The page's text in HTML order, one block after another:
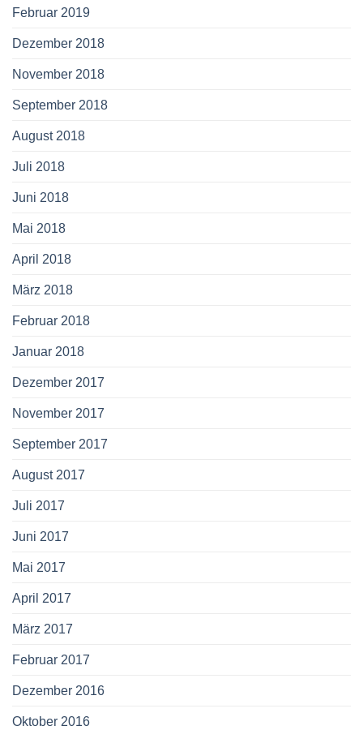
Februar 2019
Dezember 2018
November 2018
September 2018
August 2018
Juli 2018
Juni 2018
Mai 2018
April 2018
März 2018
Februar 2018
Januar 2018
Dezember 2017
November 2017
September 2017
August 2017
Juli 2017
Juni 2017
Mai 2017
April 2017
März 2017
Februar 2017
Dezember 2016
Oktober 2016